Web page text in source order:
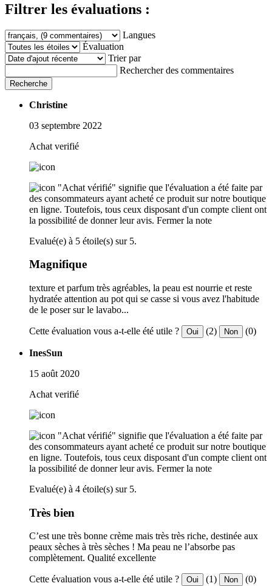
Filtrer les évaluations :
Langues
Évaluation
Trier par
Rechercher des commentaires
Recherche
Christine
03 septembre 2022
Achat verifié
"Achat vérifié" signifie que l'évaluation a été faite par
des consommateurs ayant acheté ce produit sur notre boutique
en ligne. Toutefois, tous ceux disposant d'un compte client ont
la possibilité de donner leur avis. Fermer la note
Evalué(e) à 5 étoile(s) sur 5.
Magnifique
texture et parfum très agréables, la peau est nourrie et reste
hydratée attention au pot qui se casse si vous avez l'habitude
de le poser sur le lavabo...
Cette évaluation vous a-t-elle été utile ? Oui (2) Non (0)
InesSun
15 août 2020
Achat verifié
"Achat vérifié" signifie que l'évaluation a été faite par
des consommateurs ayant acheté ce produit sur notre boutique
en ligne. Toutefois, tous ceux disposant d'un compte client ont
la possibilité de donner leur avis. Fermer la note
Evalué(e) à 4 étoile(s) sur 5.
Très bien
C’est une très bonne crème mais très très riche, destinée aux
peaux sèches à très sèches ! Ma peau ne l’absorbe pas
complètement. Qualité excellente
Cette évaluation vous a-t-elle été utile ? Oui (1) Non (0)